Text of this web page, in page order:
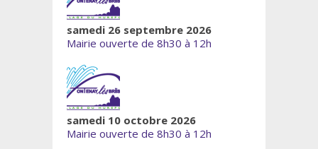
samedi 26 septembre 2026
Mairie ouverte de 8h30 à 12h
samedi 10 octobre 2026
Mairie ouverte de 8h30 à 12h